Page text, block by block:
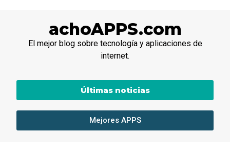
achoAPPS.com
El mejor blog sobre tecnología y aplicaciones de
internet.
Mejores APPS
Últimas noticias